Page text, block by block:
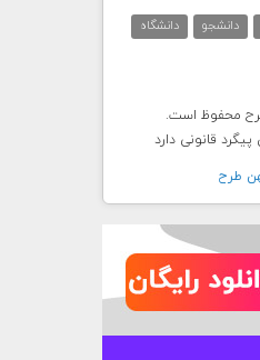
دانشجو
دانشگاه
قانونی دارد
طرح